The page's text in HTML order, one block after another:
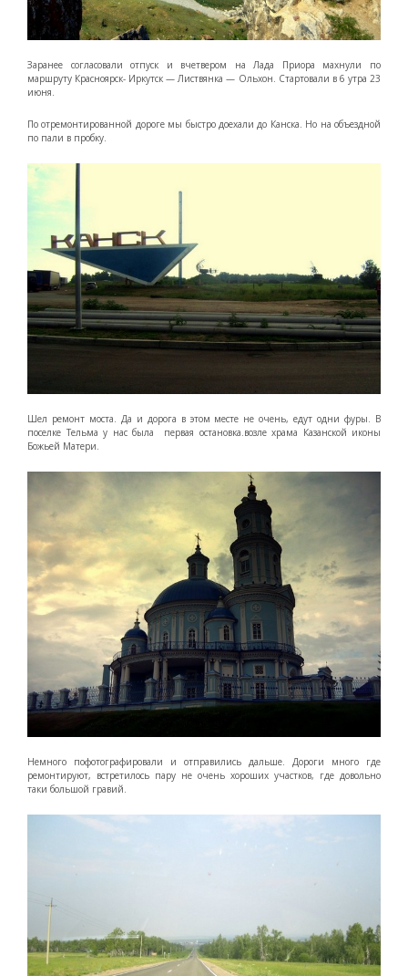
Заранее согласовали отпуск и вчетвером на Лада Приора махнули по
маршруту Красноярск- Иркутск — Листвянка — Ольхон. Стартовали в 6 утра 23
июня.
По отремонтированной дороге мы быстро доехали до Канска. Но на объездной
по пали в пробку.
Шел ремонт моста. Да и дорога в этом месте не очень, едут одни фуры. В
поселке Тельма у нас была первая остановка.возле храма Казанской иконы
Божьей Матери.
Немного пофотографировали и отправились дальше. Дороги много где
ремонтируют, встретилось пару не очень хороших участков, где довольно
таки большой гравий.